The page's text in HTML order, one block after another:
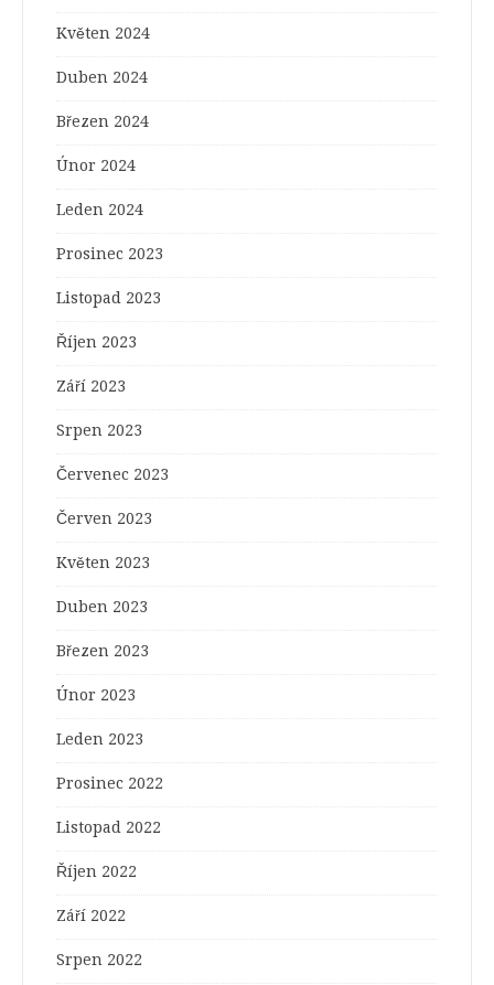
Květen 2024
Duben 2024
Březen 2024
Únor 2024
Leden 2024
Prosinec 2023
Listopad 2023
Říjen 2023
Září 2023
Srpen 2023
Červenec 2023
Červen 2023
Květen 2023
Duben 2023
Březen 2023
Únor 2023
Leden 2023
Prosinec 2022
Listopad 2022
Říjen 2022
Září 2022
Srpen 2022